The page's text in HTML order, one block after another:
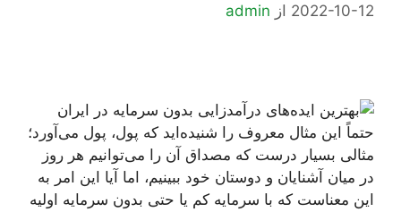
2022-10-12 از admin
حتماً این مثال معروف را شنیده‌اید که پول، پول می‌آورد؛
مثالی بسیار درست که مصداق آن را می‌توانیم هر روز
در میان آشنایان و دوستان خود ببینیم، اما آیا این امر به
این معناست که با سرمایه کم یا حتی بدون سرمایه اولیه